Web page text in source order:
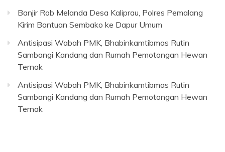
Banjir Rob Melanda Desa Kaliprau, Polres Pemalang
Kirim Bantuan Sembako ke Dapur Umum
Antisipasi Wabah PMK, Bhabinkamtibmas Rutin
Sambangi Kandang dan Rumah Pemotongan Hewan
Ternak
Antisipasi Wabah PMK, Bhabinkamtibmas Rutin
Sambangi Kandang dan Rumah Pemotongan Hewan
Ternak